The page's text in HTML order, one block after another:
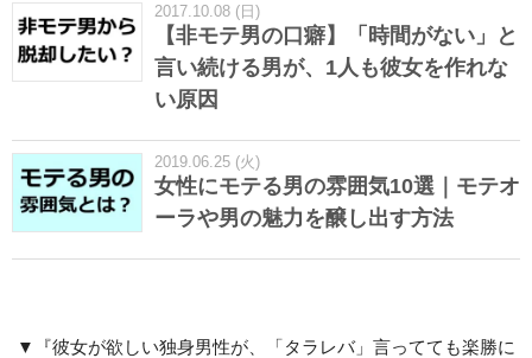
2017.10.08 (日)
【非モテ男の口癖】「時間がない」と
言い続ける男が、1人も彼女を作れな
い原因
2019.06.25 (火)
女性にモテる男の雰囲気10選｜モテオ
ーラや男の魅力を醸し出す方法
▼『彼女が欲しい独身男性が、「タラレバ」言ってても楽勝に